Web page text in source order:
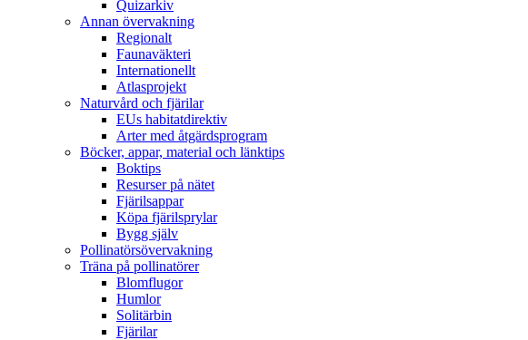
Quizarkiv
Annan övervakning
Regionalt
Faunaväkteri
Internationellt
Atlasprojekt
Naturvård och fjärilar
EUs habitatdirektiv
Arter med åtgärdsprogram
Böcker, appar, material och länktips
Boktips
Resurser på nätet
Fjärilsappar
Köpa fjärilsprylar
Bygg själv
Pollinatörsövervakning
Träna på pollinatörer
Blomflugor
Humlor
Solitärbin
Fjärilar